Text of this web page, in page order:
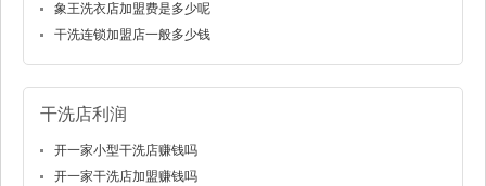
象王洗衣店加盟费是多少呢
干洗连锁加盟店一般多少钱
干洗店利润
开一家小型干洗店赚钱吗
开一家干洗店加盟赚钱吗